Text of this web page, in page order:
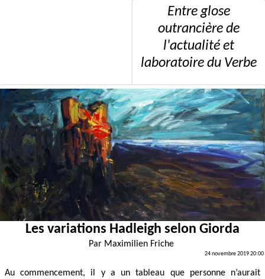
Entre glose
outrancière de
l'actualité et
laboratoire du Verbe
Les variations Hadleigh selon Giorda
Par Maximilien Friche
24 novembre 2019 20:00
Au commencement, il y a un tableau que personne n’aurait